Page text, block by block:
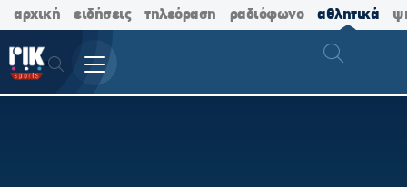
αρχική ειδήσεις τηλεόραση ραδιόφωνο αθλητικά